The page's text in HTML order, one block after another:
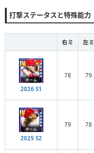
打撃ステータスと特殊能力
右ミ 左ミ
2026 S1
78 79
2025 S2
79 78